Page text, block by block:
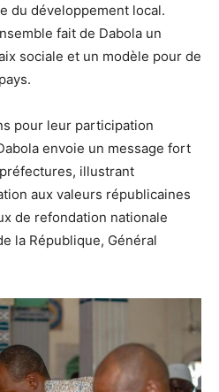
du développement local.
fait de Dabola un
sociale et un modèle pour de
pour leur participation
envoie un message fort
illustrant
aux valeurs républicaines
de refondation nationale
la République, Général